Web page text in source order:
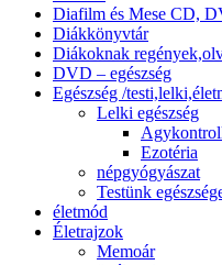
Diafilm és Mese CD,
Diákkönyvtár
Diákoknak
DVD – egészség
Egészség /
Lelki egészség
Ezotéria
népgyógyászat
Testünk
életmód
Életrajzok
Memoár